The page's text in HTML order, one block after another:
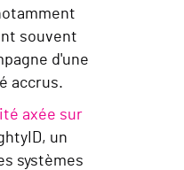
souvent
d'une
accrus.
axée sur
un
systèmes